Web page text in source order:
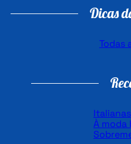
Dicas
Todas
Italianas
À moda